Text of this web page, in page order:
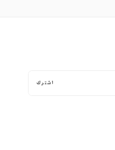
اشترك